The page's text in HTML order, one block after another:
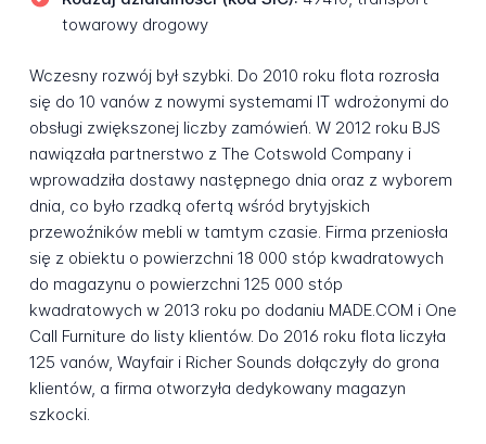
towarowy drogowy
Wczesny rozwój był szybki. Do 2010 roku flota rozrosła
się do 10 vanów z nowymi systemami IT wdrożonymi do
obsługi zwiększonej liczby zamówień. W 2012 roku BJS
nawiązała partnerstwo z The Cotswold Company i
wprowadziła dostawy następnego dnia oraz z wyborem
dnia, co było rzadką ofertą wśród brytyjskich
przewoźników mebli w tamtym czasie. Firma przeniosła
się z obiektu o powierzchni 18 000 stóp kwadratowych
do magazynu o powierzchni 125 000 stóp
kwadratowych w 2013 roku po dodaniu MADE.COM i One
Call Furniture do listy klientów. Do 2016 roku flota liczyła
125 vanów, Wayfair i Richer Sounds dołączyły do grona
klientów, a firma otworzyła dedykowany magazyn
szkocki.